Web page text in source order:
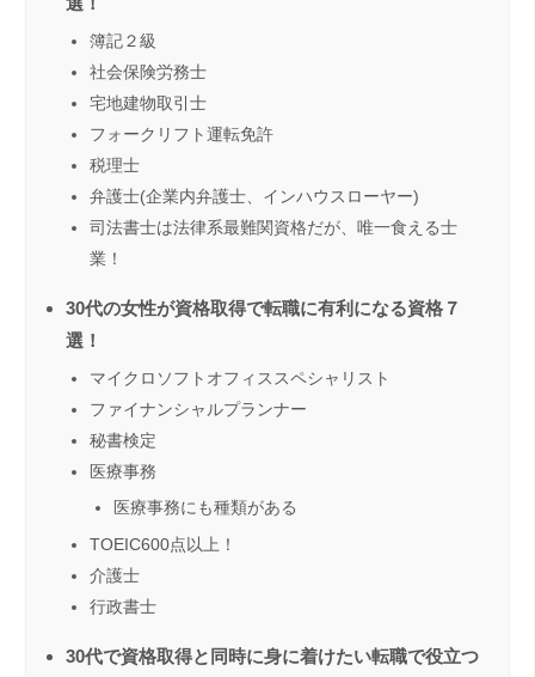
簿記２級
社会保険労務士
宅地建物取引士
フォークリフト運転免許
税理士
弁護士(企業内弁護士、インハウスローヤー)
司法書士は法律系最難関資格だが、唯一食える士
業！
30代の女性が資格取得で転職に有利になる資格７
選！
マイクロソフトオフィススペシャリスト
ファイナンシャルプランナー
秘書検定
医療事務
医療事務にも種類がある
TOEIC600点以上！
介護士
行政書士
30代で資格取得と同時に身に着けたい転職で役立つ